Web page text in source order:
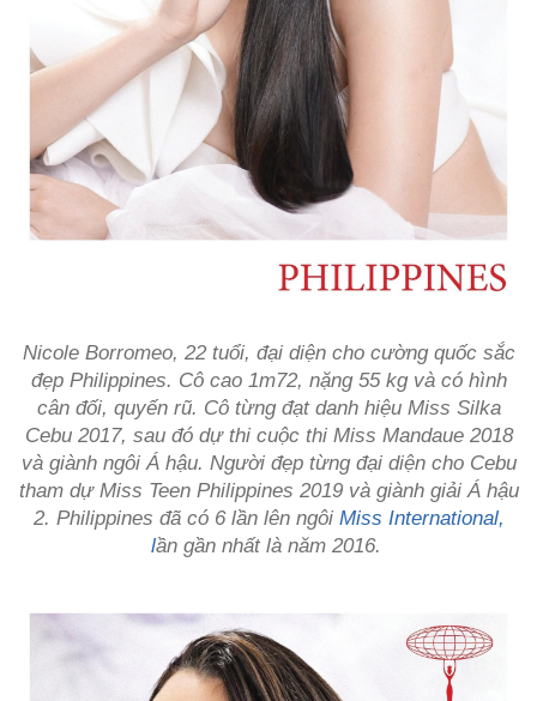
Nicole Borromeo, 22 tuổi, đại diện cho cường quốc sắc
đẹp Philippines. Cô cao 1m72, nặng 55 kg và có hình
cân đối, quyến rũ. Cô từng đạt danh hiệu Miss Silka
Cebu 2017, sau đó dự thi cuộc thi Miss Mandaue 2018
và giành ngôi Á hậu. Người đẹp từng đại diện cho Cebu
tham dự Miss Teen Philippines 2019 và giành giải Á hậu
2. Philippines đã có 6 lần lên ngôi Miss International,
lần gần nhất là năm 2016.